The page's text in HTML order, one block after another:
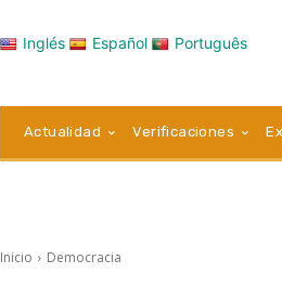
Inglés Español Português
Actualidad Verificaciones
Inicio Democracia